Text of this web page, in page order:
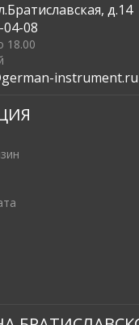
д.14
04-08
18.00
instrument.ru